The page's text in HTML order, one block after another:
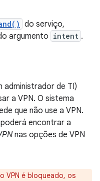
do serviço,
argumento intent .
administrador de TI)
a VPN. O sistema
que não use a VPN.
encontrar a
nas opções de VPN
VPN é bloqueado, os